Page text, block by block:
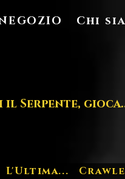
Chi
il Serpente,
L'Ultima...